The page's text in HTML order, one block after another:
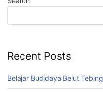
Recent Posts
Belajar Budidaya Belut